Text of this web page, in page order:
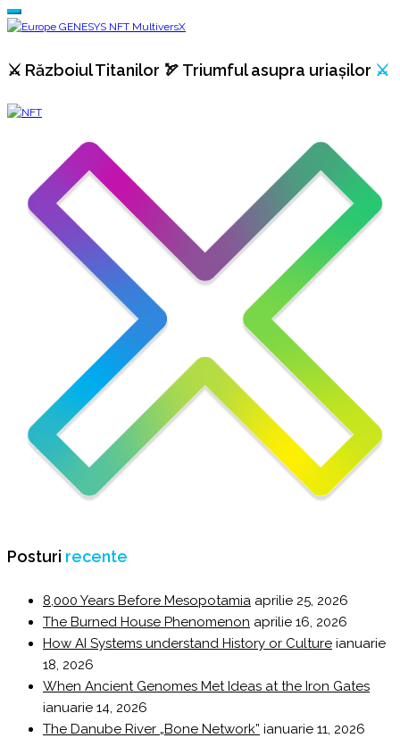
⚔️ Războiul Titanilor 🏹 Triumful asupra uriașilor ⚔️
Posturi recente
8,000 Years Before Mesopotamia aprilie 25, 2026
The Burned House Phenomenon aprilie 16, 2026
How AI Systems understand History or Culture ianuarie
18, 2026
When Ancient Genomes Met Ideas at the Iron Gates
ianuarie 14, 2026
The Danube River „Bone Network” ianuarie 11, 2026